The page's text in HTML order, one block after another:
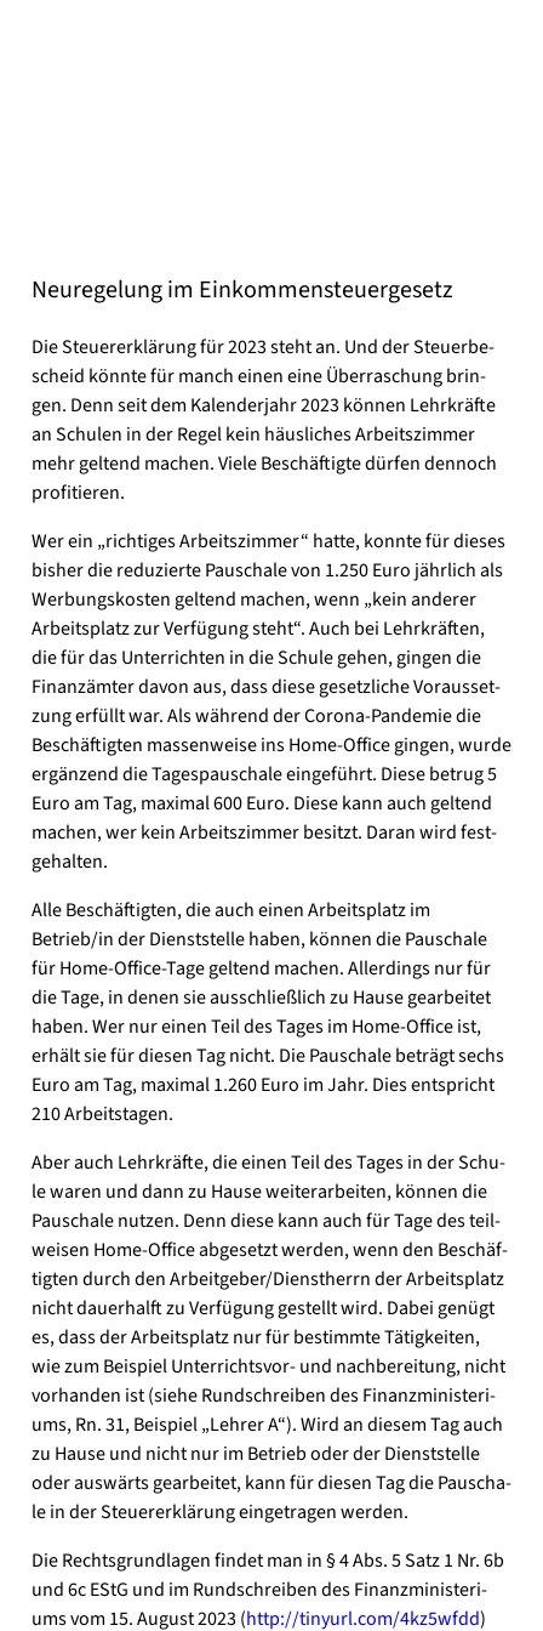
Neu­re­ge­lung im Ein­kom­men­steu­er­ge­setz
Die Steu­er­erklä­rung für 2023 steht an. Und der Steu­er­be­
scheid könn­te für manch einen eine Über­ra­schung brin­
gen. Denn seit dem Kalen­der­jahr 2023 kön­nen Lehr­kräf­te
an Schu­len in der Regel kein häus­li­ches Arbeits­zim­mer
mehr gel­tend machen. Vie­le Beschäf­tig­te dür­fen den­noch
pro­fi­tie­ren.
Wer ein „rich­ti­ges Arbeits­zim­mer“ hat­te, konn­te für die­ses
bis­her die redu­zier­te Pau­scha­le von 1.250 Euro jähr­lich als
Wer­bungs­kos­ten gel­tend machen, wenn „kein ande­rer
Arbeits­platz zur Ver­fü­gung steht“. Auch bei Lehr­kräf­ten,
die für das Unter­rich­ten in die Schu­le gehen, gin­gen die
Finanz­äm­ter davon aus, dass die­se gesetz­li­che Vor­aus­set­
zung erfüllt war. Als wäh­rend der Corona-Pandemie die
Beschäf­tig­ten mas­sen­wei­se ins Home-Office gin­gen, wur­de
ergän­zend die Tages­pau­scha­le ein­ge­führt. Die­se betrug 5
Euro am Tag, maxi­mal 600 Euro. Die­se kann auch gel­tend
machen, wer kein Arbeits­zim­mer besitzt. Dar­an wird fest­
ge­hal­ten.
Alle Beschäf­tig­ten, die auch einen Arbeits­platz im
Betrieb/in der Dienst­stel­le haben, kön­nen die Pau­scha­le
für Home-Office-Tage gel­tend machen. Aller­dings nur für
die Tage, in denen sie aus­schließ­lich zu Hau­se gear­bei­tet
haben. Wer nur einen Teil des Tages im Home-Office ist,
erhält sie für die­sen Tag nicht. Die Pau­scha­le beträgt sechs
Euro am Tag, maxi­mal 1.260 Euro im Jahr. Dies ent­spricht
210 Arbeits­ta­gen.
Aber auch Lehr­kräf­te, die einen Teil des Tages in der Schu­
le waren und dann zu Hau­se wei­ter­ar­bei­ten, kön­nen die
Pau­scha­le nut­zen. Denn die­se kann auch für Tage des teil­
wei­sen Home-Office abge­setzt wer­den, wenn den Beschäf­
tig­ten durch den Arbeitgeber/Dienstherrn der Arbeits­platz
nicht dau­er­halft zu Ver­fü­gung gestellt wird. Dabei genügt
es, dass der Arbeits­platz nur für bestimm­te Tätig­kei­ten,
wie zum Bei­spiel Unterrichtsvor- und nach­be­rei­tung, nicht
vor­han­den ist (sie­he Rund­schrei­ben des Finanz­mi­nis­te­ri­
ums, Rn. 31, Bei­spiel „Leh­rer A“). Wird an die­sem Tag auch
zu Hau­se und nicht nur im Betrieb oder der Dienst­stel­le
oder aus­wärts gear­bei­tet, kann für die­sen Tag die Pau­scha­
le in der Steu­er­erklä­rung ein­ge­tra­gen wer­den.
Die Rechts­grund­la­gen fin­det man in § 4 Abs. 5 Satz 1 Nr. 6b
und 6c EStG und im Rund­schrei­ben des Finanz­mi­nis­te­ri­
ums vom 15. August 2023 (http://​tinyurl​.com/​4​k​z​5​w​fdd)